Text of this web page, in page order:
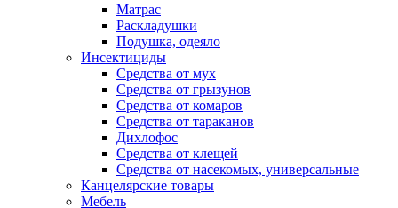
Матрас
Раскладушки
Подушка, одеяло
Инсектициды
Средства от мух
Средства от грызунов
Средства от комаров
Средства от тараканов
Дихлофос
Средства от клещей
Средства от насекомых, универсальные
Канцелярские товары
Мебель